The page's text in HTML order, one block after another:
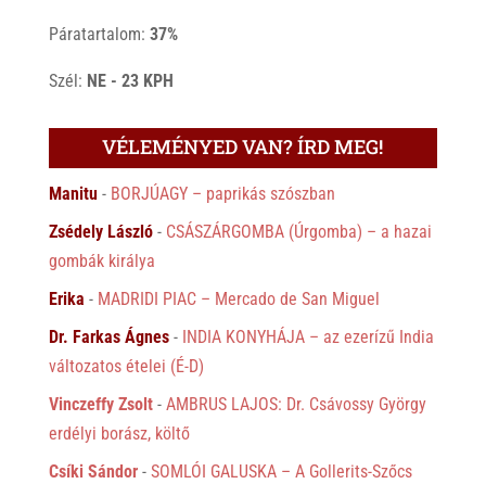
Páratartalom: 37%
Szél: NE - 23 KPH
VÉLEMÉNYED VAN? ÍRD MEG!
Manitu- BORJÚAGY – paprikás szószban
Zsédely László- CSÁSZÁRGOMBA (Úrgomba) – a hazai
gombák királya
Erika - MADRIDI PIAC – Mercado de San Miguel
Dr. Farkas Ágnes- INDIA KONYHÁJA – az ezerízű India
változatos ételei (É-D)
Vinczeffy Zsolt- AMBRUS LAJOS: Dr. Csávossy György
erdélyi borász, költő
Csíki Sándor- SOMLÓI GALUSKA – A Gollerits-Szőcs